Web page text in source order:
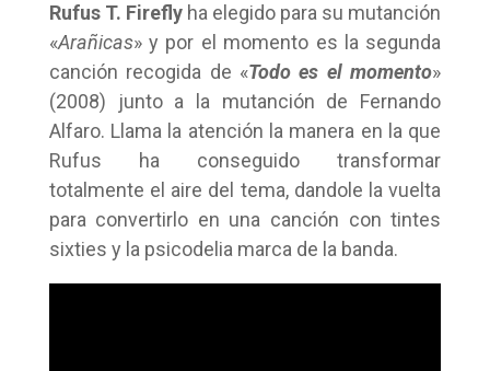
Rufus T. Fireflyha elegido para su mutanción
«Arañicas» y por el momento es la segunda
canción recogida de «Todo es el momento»
(2008) junto a la mutanción de Fernando
Alfaro. Llama la atención la manera en la que
Rufus ha conseguido transformar
totalmente el aire del tema, dandole la vuelta
para convertirlo en una canción con tintes
sixties y la psicodelia marca de la banda.